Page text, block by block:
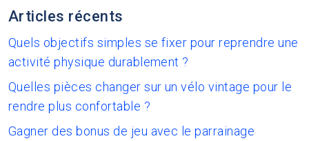
Articles récents
Quels objectifs simples se fixer pour reprendre une
activité physique durablement ?
Quelles pièces changer sur un vélo vintage pour le
rendre plus confortable ?
Gagner des bonus de jeu avec le parrainage